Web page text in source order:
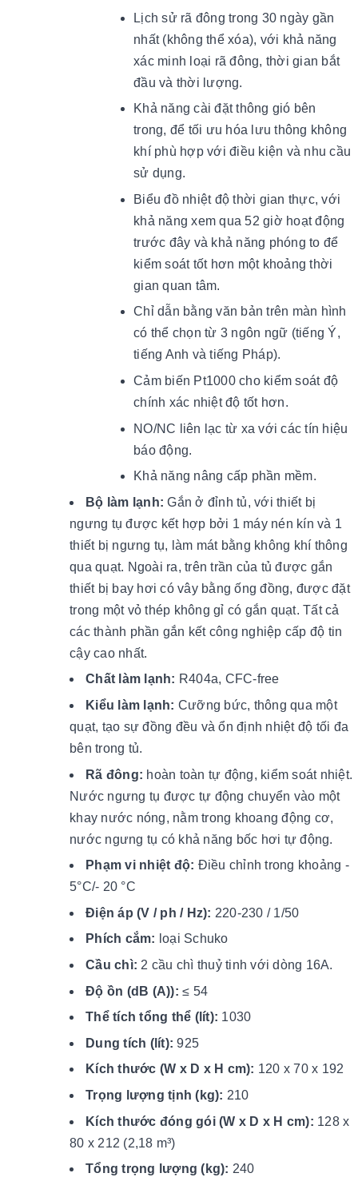
Lịch sử rã đông trong 30 ngày gần
nhất (không thể xóa), với khả năng
xác minh loại rã đông, thời gian bắt
đầu và thời lượng.
Khả năng cài đặt thông gió bên
trong, để tối ưu hóa lưu thông không
khí phù hợp với điều kiện và nhu cầu
sử dụng.
Biểu đồ nhiệt độ thời gian thực, với
khả năng xem qua 52 giờ hoạt động
trước đây và khả năng phóng to để
kiểm soát tốt hơn một khoảng thời
gian quan tâm.
Chỉ dẫn bằng văn bản trên màn hình
có thể chọn từ 3 ngôn ngữ (tiếng Ý,
tiếng Anh và tiếng Pháp).
Cảm biến Pt1000 cho kiểm soát độ
chính xác nhiệt độ tốt hơn.
NO/NC liên lạc từ xa với các tín hiệu
báo động.
Khả năng nâng cấp phần mềm.
Bộ làm lạnh: Gắn ở đỉnh tủ, với thiết bị
ngưng tụ được kết hợp bởi 1 máy nén kín và 1
thiết bị ngưng tụ, làm mát bằng không khí thông
qua quạt. Ngoài ra, trên trần của tủ được gắn
thiết bị bay hơi có vây bằng ống đồng, được đặt
trong một vỏ thép không gỉ có gắn quạt. Tất cả
các thành phần gắn kết công nghiệp cấp độ tin
cậy cao nhất.
Chất làm lạnh: R404a, CFC-free
Kiểu làm lạnh: Cưỡng bức, thông qua một
quạt, tạo sự đồng đều và ổn định nhiệt độ tối đa
bên trong tủ.
Rã đông: hoàn toàn tự động, kiểm soát nhiệt.
Nước ngưng tụ được tự động chuyển vào một
khay nước nóng, nằm trong khoang động cơ,
nước ngưng tụ có khả năng bốc hơi tự động.
Phạm vi nhiệt độ: Điều chỉnh trong khoảng -
5°C/- 20 °C
Điện áp (V / ph / Hz): 220-230 / 1/50
Phích cắm: loại Schuko
Cầu chì: 2 cầu chì thuỷ tinh với dòng 16A.
Độ ồn (dB (A)): ≤ 54
Thể tích tổng thể (lít): 1030
Dung tích (lít): 925
Kích thước (W x D x H cm): 120 x 70 x 192
Trọng lượng tịnh (kg): 210
Kích thước đóng gói (W x D x H cm): 128 x
80 x 212 (2,18 m³)
Tổng trọng lượng (kg): 240